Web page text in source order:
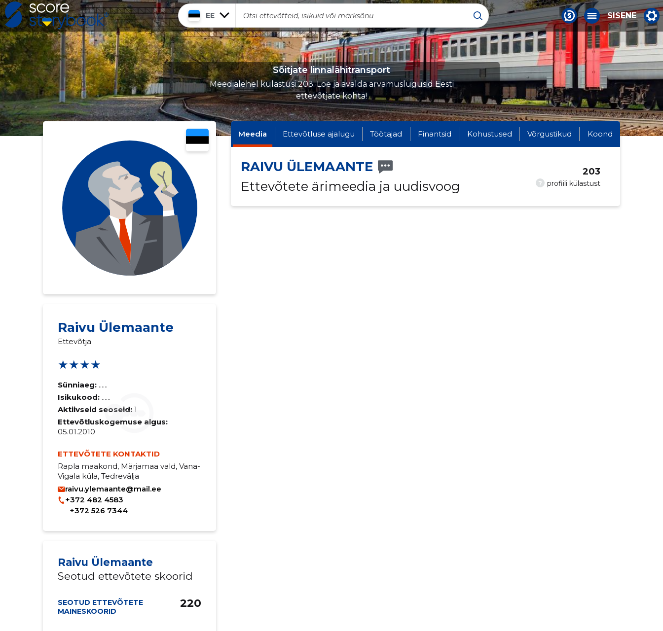
EE SISENE
Sõitjate linnalähitransport
Meedialehel külastusi 203. Loe ja avalda arvamuslugusid Eesti
ettevõtjate kohta!
Raivu Ülemaante
Ettevõtja
★★★★
Sünniaeg: ......
Isikukood: ......
Aktiivseid seoseid: 1
Ettevõtluskogemuse algus:
05.01.2010
ETTEVÕTETE KONTAKTID
Rapla maakond, Märjamaa vald, Vana-
Vigala küla, Tedrevälja
raivu.ylemaante@mail.ee
+372 482 4583
+372 526 7344
Raivu Ülemaante
Seotud ettevõtete skoorid
SEOTUD ETTEVÕTETE
MAINESKOORID
220
Meedia Ettevõtluse ajalugu Töötajad Finantsid Kohustused Võrgustikud Koond
RAIVU ÜLEMAANTE
Ettevõtete ärimeedia ja uudisvoog
? profiili külastust
203